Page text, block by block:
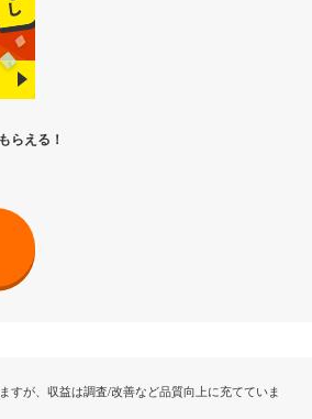
らえる！
すが、収益は調査/改善など品質向上に充てていま